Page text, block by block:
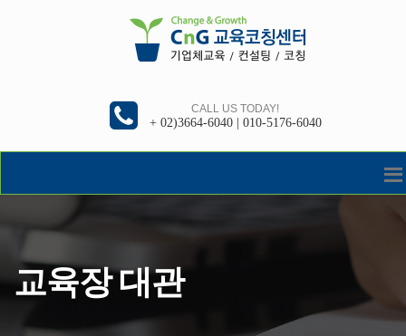
CALL US TODAY!
+ 02)3664-6040 | 010-5176-6040
교육장 대관